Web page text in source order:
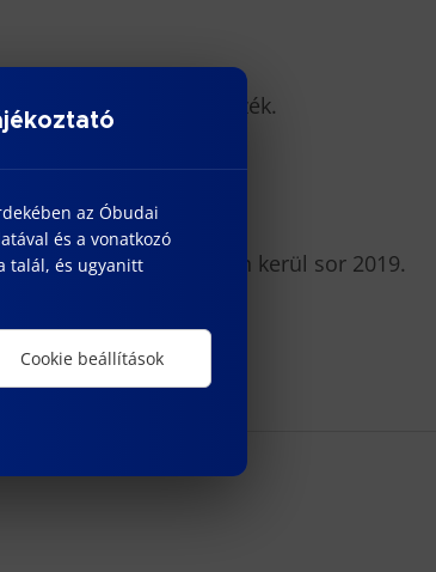
évi hivatkozási jegyzék.
(egy oldal);
címre
központi megnyitóján kerül sor 2019.
az Óbudai
és a vonatkozó
talál, és ugyanitt
Cookie beállítások